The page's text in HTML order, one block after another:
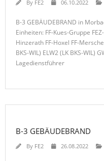
By FE2 06.10.2022
B-3 GEBÄUDEBRAND in
Einheiten: FF-Kues-Gruppe
Hinzerath FF-Hoxel FF-
BKS-WIL) ELW2 (LK BKS-WIL)
Lagedienstführer
B-3 GEBÄUDEBRAND
By FE2 26.08.2022